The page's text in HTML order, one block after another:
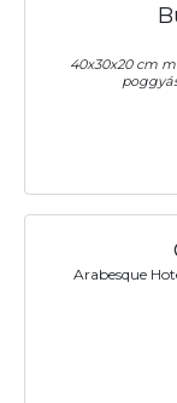
40x30x20 cm
Arabesque